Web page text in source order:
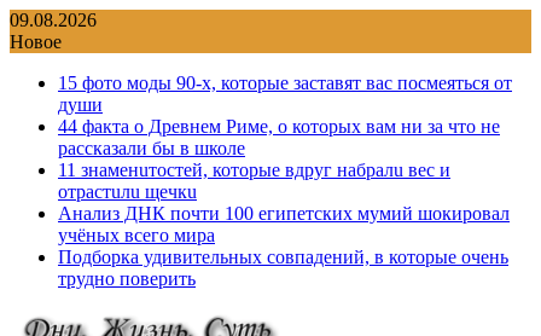
Перейти
к
09.08.2026
Новое
15 фото моды 90-х, которые заставят вас посмеяться от
души
44 факта о Древнем Риме, о которых вам ни за что не
рассказали бы в школе
11 знаменuтостей, которые вдруг набралu вес и
отрастuлu щечкu
Анализ ДНК почти 100 египетских мумий шокировал
учёных всего мира
Подборка удивительных совпадений, в которые очень
трудно поверить